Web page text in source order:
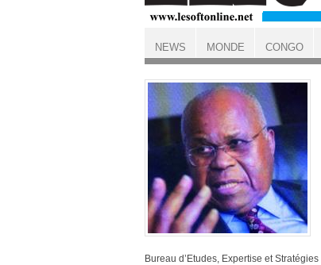
ACCUEIL
Bureau d’Etudes, Expertise et Stratégies
NEWS MONDE CONGO